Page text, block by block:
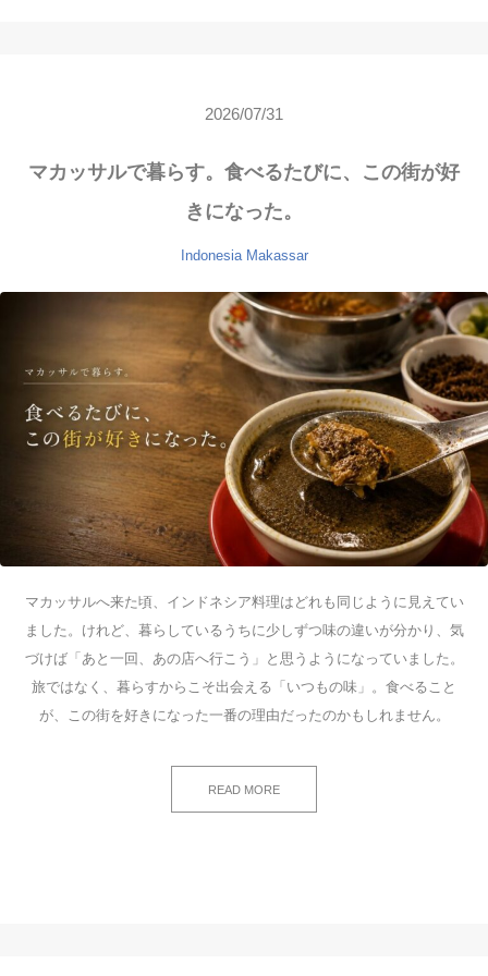
2026/07/31
マカッサルで暮らす。食べるたびに、この街が好
きになった。
Indonesia Makassar
マカッサルへ来た頃、インドネシア料理はどれも同じように見えてい
ました。けれど、暮らしているうちに少しずつ味の違いが分かり、気
づけば「あと一回、あの店へ行こう」と思うようになっていました。
旅ではなく、暮らすからこそ出会える「いつもの味」。食べること
が、この街を好きになった一番の理由だったのかもしれません。
READ MORE